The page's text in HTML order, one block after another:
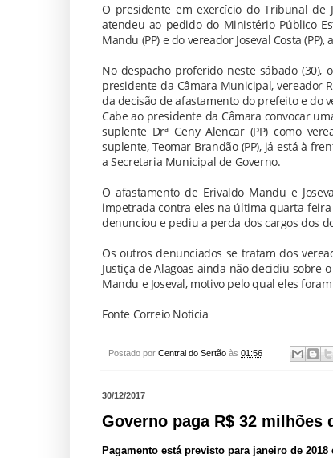
O presidente em exercício do Tribunal de
atendeu ao pedido do Ministério Público
Mandu (PP) e do vereador Joseval Costa
No despacho proferido neste sábado (30),
presidente da Câmara Municipal, vereador
da decisão de afastamento do prefeito e do
Cabe ao presidente da Câmara convocar
suplente Drª Geny Alencar (PP) como
suplente, Teomar Brandão (PP), já está à
a Secretaria Municipal de Governo.
O afastamento de Erivaldo Mandu e
impetrada contra eles na última quarta-feira
denunciou e pediu a perda dos cargos dos
Os outros denunciados se tratam dos
Justiça de Alagoas ainda não decidiu sobre
Mandu e Joseval, motivo pelo qual eles
Fonte Correio Noticia
Postado por Central do Sertão às 01:56
30/12/2017
Governo paga R$ 32 milhões
Pagamento está previsto para janeiro de